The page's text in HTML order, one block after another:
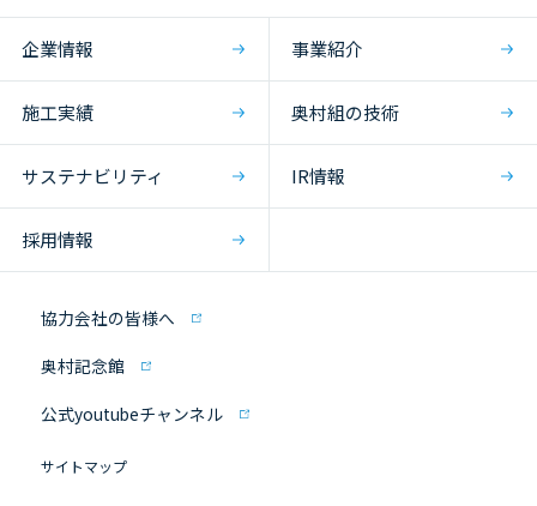
企業情報 事業紹介
施工実績 奥村組の技術
サステナビリティ IR情報
採用情報
協力会社の皆様へ
奥村記念館
公式youtubeチャンネル
サイトマップ